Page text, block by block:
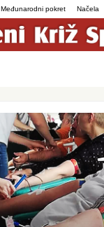
Međunarodni pokret Načela